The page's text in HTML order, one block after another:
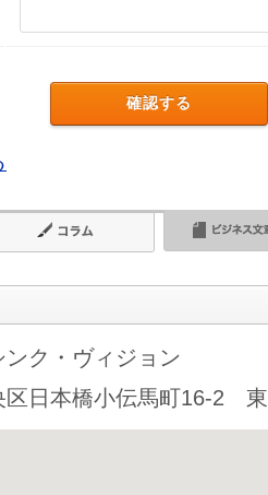
ク・ヴィジョン
区日本橋小伝馬町16-2